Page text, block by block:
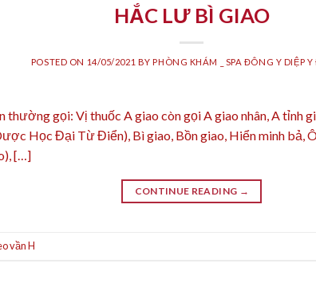
HẮC LƯ BÌ GIAO
POSTED ON 14/05/2021 BYPHÒNG KHÁM _ SPA ĐÔNG Y DIỆP
thường gọi: Vị thuốc A giao còn gọi A giao nhân, A tỉnh
Học Đại Từ Điển), Bì giao, Bồn giao, Hiển minh bả,
[…]
CONTINUE READING →
vần H